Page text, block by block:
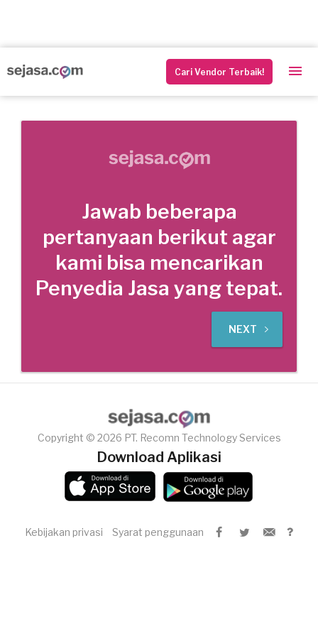
Cari Vendor Terbaik!
Jawab beberapa
pertanyaan berikut agar
kami bisa mencarikan
Penyedia Jasa yang tepat.
NEXT
Copyright © 2026 PT. Recomn Technology Services
Download Aplikasi
Kebijakan privasi Syarat penggunaan